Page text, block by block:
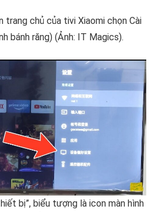
trang chủ của tivi Xiaomi chọn Cài
bánh răng) (Ảnh: IT Magics).
bị”, biểu tượng là icon màn hình